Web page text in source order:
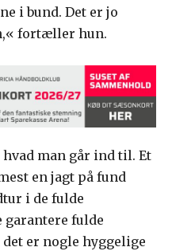
i bund. Det er jo
fortæller hun.
man går ind til. Et
en jagt på fund
i de fulde
fulde
er nogle hyggelige